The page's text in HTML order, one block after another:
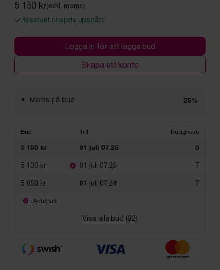
5 150 kr(exkl. moms)
Reservationspris uppnått
Logga in för att lägga bud
Skapa ett konto
Moms på bud 25%
Bud Tid Budgivare
5 150 kr 01 juli 07:25 8
5 100 kr 01 juli 07:25 7
5 050 kr 01 juli 07:24 7
= Autobud
Visa alla bud (32)